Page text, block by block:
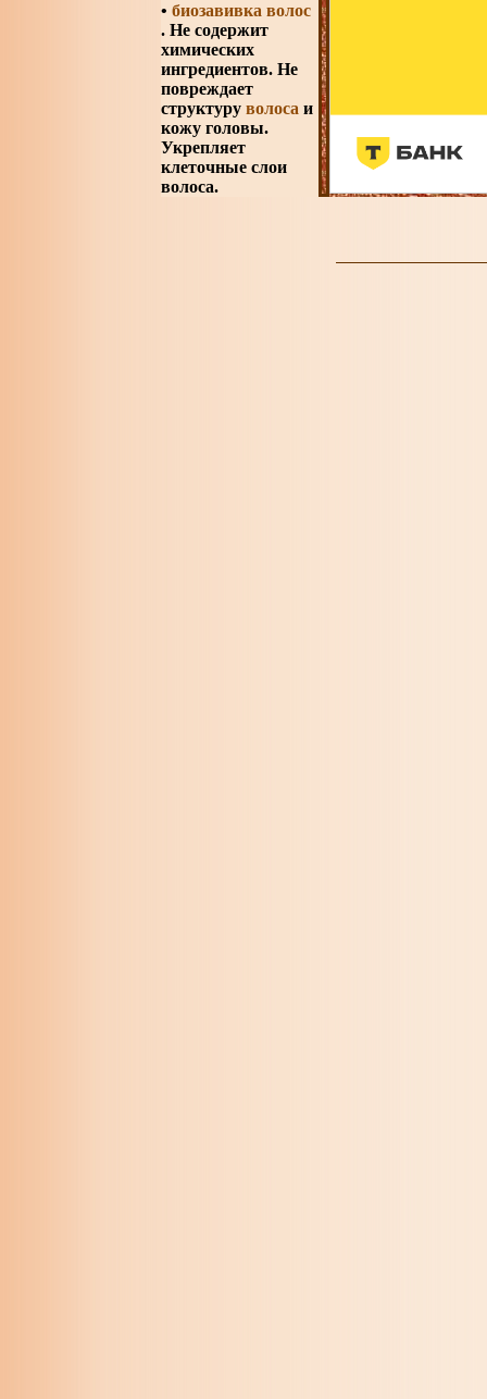
• биозавивка волос
. Не содержит
химических
ингредиентов. Не
повреждает
структуру волоса и
кожу головы.
Укрепляет
клеточные слои
волоса.